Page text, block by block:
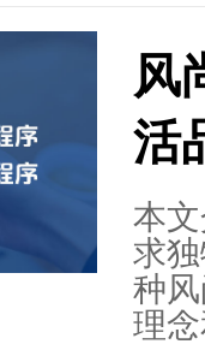
务
展
竞
还
技
创
趋
风
活
本
求
种
理